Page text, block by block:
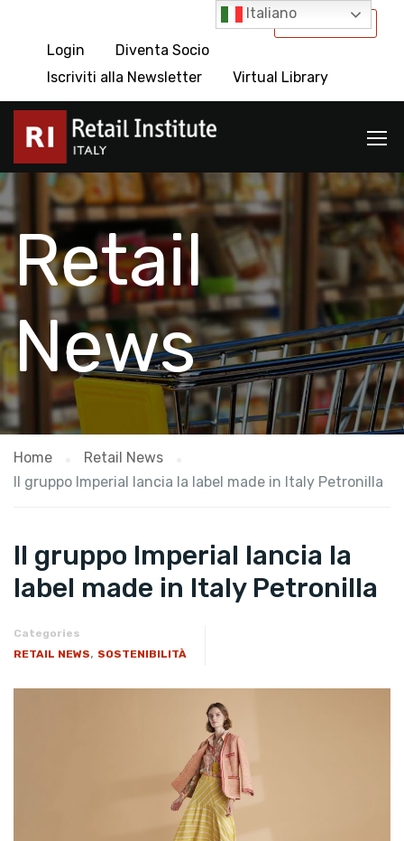
International
Login
Diventa Socio
Iscriviti alla Newsletter
Virtual Library
Retail
News
Home
Retail News
Il gruppo Imperial lancia la label made in Italy Petronilla
Il gruppo Imperial lancia la
label made in Italy Petronilla
Categories
RETAIL NEWS, SOSTENIBILITÀ
Italiano